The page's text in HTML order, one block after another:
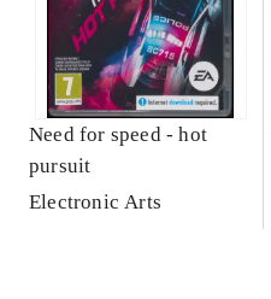
Need for speed - hot
pursuit
Electronic Arts